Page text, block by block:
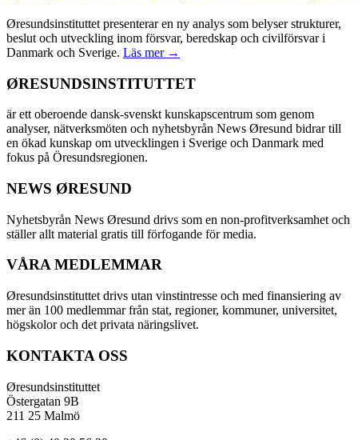
Øresundsinstituttet presenterar en ny analys som belyser strukturer,
beslut och utveckling inom försvar, beredskap och civilförsvar i
Danmark och Sverige. Läs mer →
ØRESUNDSINSTITUTTET
är ett oberoende dansk-svenskt kunskapscentrum som genom
analyser, nätverksmöten och nyhetsbyrån News Øresund bidrar till
en ökad kunskap om utvecklingen i Sverige och Danmark med
fokus på Öresundsregionen.
NEWS ØRESUND
Nyhetsbyrån News Øresund drivs som en non-profitverksamhet och
ställer allt material gratis till förfogande för media.
VÅRA MEDLEMMAR
Øresundsinstituttet drivs utan vinst­intresse och med finansiering av
mer än 100 medlemmar från stat, regioner, kommuner, universitet,
högskolor och det privata näringslivet.
KONTAKTA OSS
Øresundsinstituttet
Östergatan 9B
211 25 Malmö